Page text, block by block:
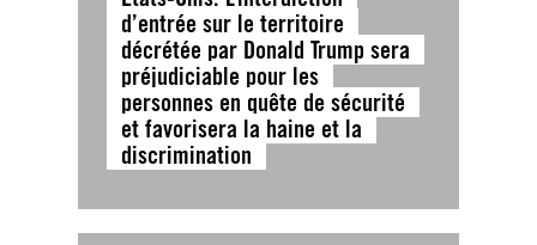
d’entrée sur le territoire
décrétée par Donald Trump sera
préjudiciable pour les
personnes en quête de sécurité
et favorisera la haine et la
discrimination